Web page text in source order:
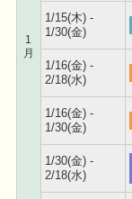
1
月
1/15(木) -
1/30(金)
1/16(金) -
2/18(水)
1/16(金) -
1/30(金)
1/30(金) -
2/18(水)